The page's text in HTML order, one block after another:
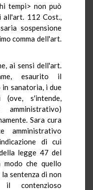
tempi> non può
112 Cost.,
sospensione
comma dell'art.
ai sensi dell'art.
esaurito il
sanatoria, i due
(ove, s'intende,
Sara cura
di cui
legge 47 del
che quello
sentenza di non
contenzioso